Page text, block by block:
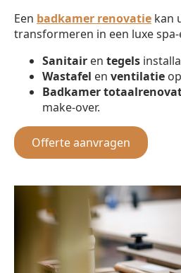
Een badkamer renovatie kan
transformeren in een luxe
Sanitair en tegels
Wastafel en ventilatie
Badkamer
make-over.
Offerte aanvragen